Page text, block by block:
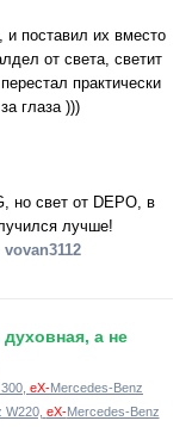
и поставил их вместо
от света, светит
практически
глаза )))
но свет от DEPO, в
лучше!
а не
eX-Mercedes-Benz
eX-Mercedes-Benz